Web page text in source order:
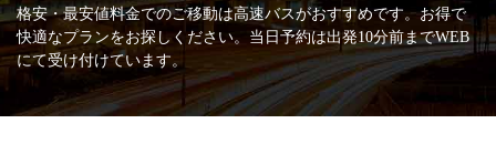
格安・最安値料金でのご移動は高速バスがおすすめです。お得で
快適なプランをお探しください。当日予約は出発10分前までWEB
にて受け付けています。